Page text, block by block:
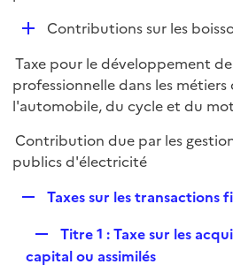
r
D
p
l
i
e
r
Contributions sur les
Taxe pour le développement
professionnelle dans les
l'automobile, du cycle et du
Contribution due par les
publics d'électricité
p
l
Taxes sur les transactions
e
Titre 1 : Taxe sur les
capital ou assimilés